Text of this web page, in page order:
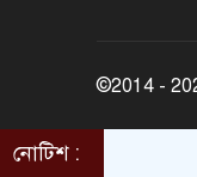
©2014 -
নোটিশ :